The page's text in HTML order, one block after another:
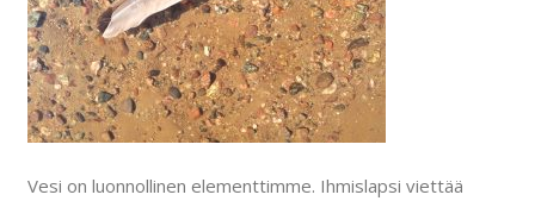
Vesi on luonnollinen elementtimme. Ihmislapsi viettää